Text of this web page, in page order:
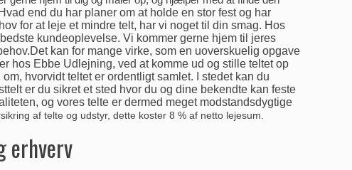
end du har planer om at holde en stor fest og har
for at leje et mindre telt, har vi noget til din smag. Hos
kundeoplevelse. Vi kommer gerne hjem til jeres
kan for mange virke, som en uoverskuelig opgave
hos Ebbe Udlejning, ved at komme ud og stille teltet op
hvorvidt teltet er ordentligt samlet. I stedet kan du
er du sikret et sted hvor du og dine bekendte kan feste
og vores telte er dermed meget modstandsdygtige
af telte og udstyr, dette koster 8 % af netto lejesum.
erhverv